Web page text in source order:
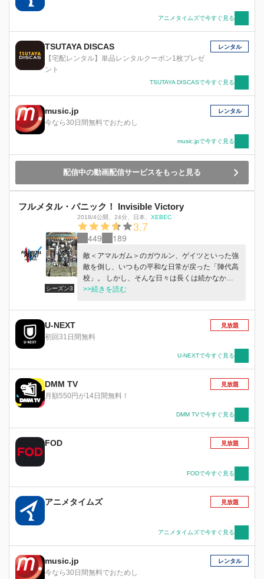
アニメタイムズで今すぐ見る
TSUTAYA DISCAS
【宅配レンタル】単品レンタルクーポン1枚プレゼ
ント
レンタル
TSUTAYA DISCASで今すぐ見る
music.jp
今なら30日間無料でおためし
レンタル
music.jpで今すぐ見る
配信中の動画配信サービスをもっと見る
フルメタル・パニック！ Invisible Victory
シーズン3
2018/4公開 24分 日本 XEBEC
3.7
449 189
敵＜アマルガム＞のガウルン、ゲイツといった強
敵を倒し、いつもの平和な日常が戻った「陣代高
校」。 しかし、そんな日々は長くは続かなかっ
た・・・。 失態続きの＜アマルガム＞は、本気
の＜ミスリル＞の基地が強襲される！ テッサ率
いるトゥアハー・デ・ダナンが格納されている
「メリダ島」もたくさんのミサイル、アームスレ
かなめにも魔の手が追っていた！！ 再び、宗
介、かなめ、テッサたちに試練が訪れる！！！
>>続きを読む
U-NEXT
初回31日間無料
見放題
U-NEXTで今すぐ見る
DMM TV
月額550円が14日間無料！
見放題
DMM TVで今すぐ見る
FOD 見放題
FODで今すぐ見る
アニメタイムズ 見放題
アニメタイムズで今すぐ見る
music.jp
今なら30日間無料でおためし
レンタル